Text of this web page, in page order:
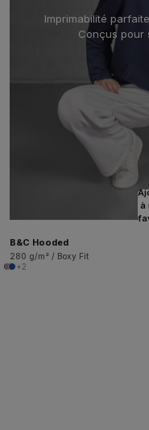
Imprimabilité
Conçus pour
à
B&C Hooded
280 g/m² / Boxy Fit
+2